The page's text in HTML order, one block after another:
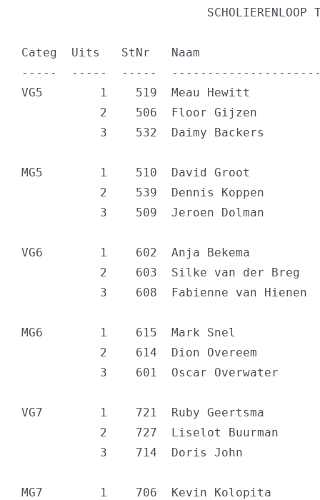
SCHOLIERENLOOP
Categ  Uits   StNr   Naam
-----  -----  -----
VG5        1    519  Meau Hewitt
2    506  Floor Gijzen
3    532  Daimy Backers
MG5        1    510  David Groot
2    539  Dennis Koppen
3    509  Jeroen Dolman
VG6        1    602  Anja Bekema
2    603  Silke van der Breg
3    608  Fabienne van Hienen
MG6        1    615  Mark Snel
2    614  Dion Overeem
3    601  Oscar Overwater
VG7        1    721  Ruby Geertsma
2    727  Liselot Buurman
3    714  Doris John
MG7        1    706  Kevin Kolopita